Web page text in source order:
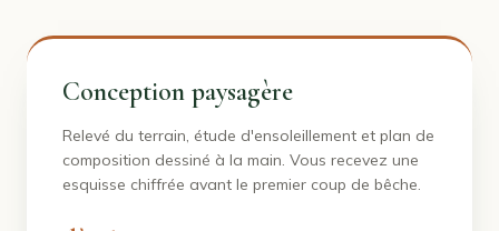
Conception paysagère
Relevé du terrain, étude d'ensoleillement et plan de
composition dessiné à la main. Vous recevez une
esquisse chiffrée avant le premier coup de bêche.